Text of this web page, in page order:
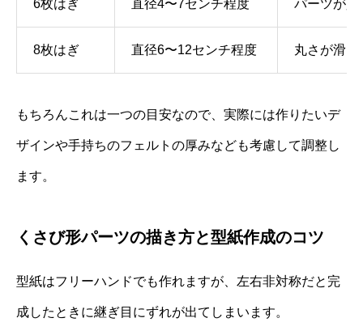
6枚はぎ 直径4〜7センチ程度 パーツが少
8枚はぎ 直径6〜12センチ程度 丸さが滑
もちろんこれは一つの目安なので、実際には作りたいデ
ザインや手持ちのフェルトの厚みなども考慮して調整し
ます。
くさび形パーツの描き方と型紙作成のコツ
型紙はフリーハンドでも作れますが、左右非対称だと完
成したときに継ぎ目にずれが出てしまいます。